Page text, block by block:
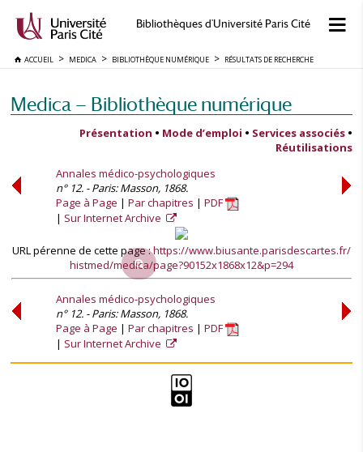
Bibliothèques d'Université Paris Cité
ACCUEIL MEDICA BIBLIOTHÈQUE NUMÉRIQUE RÉSULTATS DE RECHERCHE
Medica — Bibliothèque numérique
Présentation • Mode d’emploi • Services associés •
Réutilisations
Annales médico-psychologiques
n° 12. - Paris: Masson, 1868.
Page à Page
Par chapitres
PDF
Sur Internet Archive
URL pérenne de cette page :https://www.biusante.parisdescartes.fr/
histmed/medica/page?90152x1868x12&p=294
Annales médico-psychologiques
n° 12. - Paris: Masson, 1868.
Page à Page
Par chapitres
PDF
Sur Internet Archive